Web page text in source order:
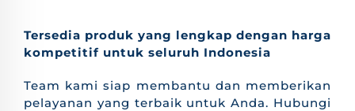
Tersedia produk yang lengkap dengan harga
kompetitif untuk seluruh Indonesia
Team kami siap membantu dan memberikan
pelayanan yang terbaik untuk Anda. Hubungi